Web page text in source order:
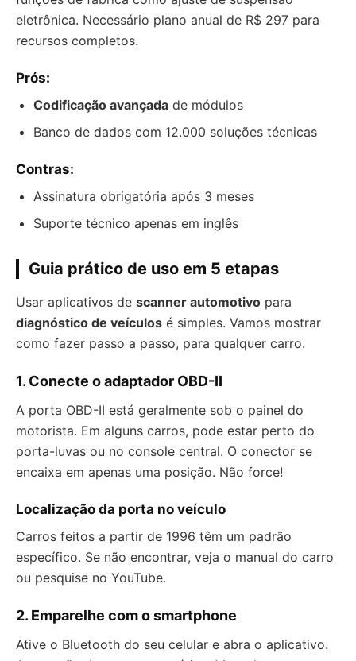
eletrônica. Necessário plano anual de R$ 297 para
recursos completos.
Prós:
Codificação avançada de módulos
Banco de dados com 12.000 soluções técnicas
Contras:
Assinatura obrigatória após 3 meses
Suporte técnico apenas em inglês
Guia prático de uso em 5 etapas
Usar aplicativos de scanner automotivo para
diagnóstico de veículos é simples. Vamos mostrar
como fazer passo a passo, para qualquer carro.
1. Conecte o adaptador OBD-II
A porta OBD-II está geralmente sob o painel do
motorista. Em alguns carros, pode estar perto do
porta-luvas ou no console central. O conector se
encaixa em apenas uma posição. Não force!
Localização da porta no veículo
Carros feitos a partir de 1996 têm um padrão
específico. Se não encontrar, veja o manual do carro
ou pesquise no YouTube.
2. Emparelhe com o smartphone
Ative o Bluetooth do seu celular e abra o aplicativo.